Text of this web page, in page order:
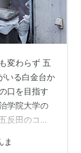
変わらず 五
いる白金台か
口を目指す
学院大学の
反田のコー
たのは、も
ま